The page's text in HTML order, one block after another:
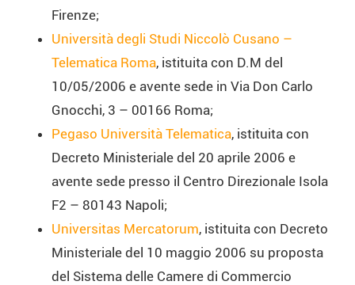
Firenze;
Università degli Studi Niccolò Cusano –
Telematica Roma, istituita con D.M del
10/05/2006 e avente sede in Via Don Carlo
Gnocchi, 3 – 00166 Roma;
Pegaso Università Telematica, istituita con
Decreto Ministeriale del 20 aprile 2006 e
avente sede presso il Centro Direzionale Isola
F2 – 80143 Napoli;
Universitas Mercatorum, istituita con Decreto
Ministeriale del 10 maggio 2006 su proposta
del Sistema delle Camere di Commercio